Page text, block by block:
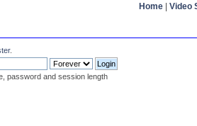
Home Video
.
password and session length